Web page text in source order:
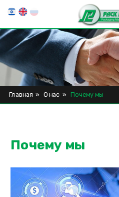
Главная » О нас » Почему мы
Почему мы